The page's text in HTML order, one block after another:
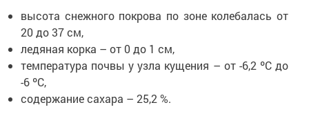
высота снежного покрова по зоне колебалась от
20 до 37 см,
ледяная корка – от 0 до 1 см,
температура почвы у узла кущения – от -6,2 ºС до
-6 ºС,
содержание сахара – 25,2 %.